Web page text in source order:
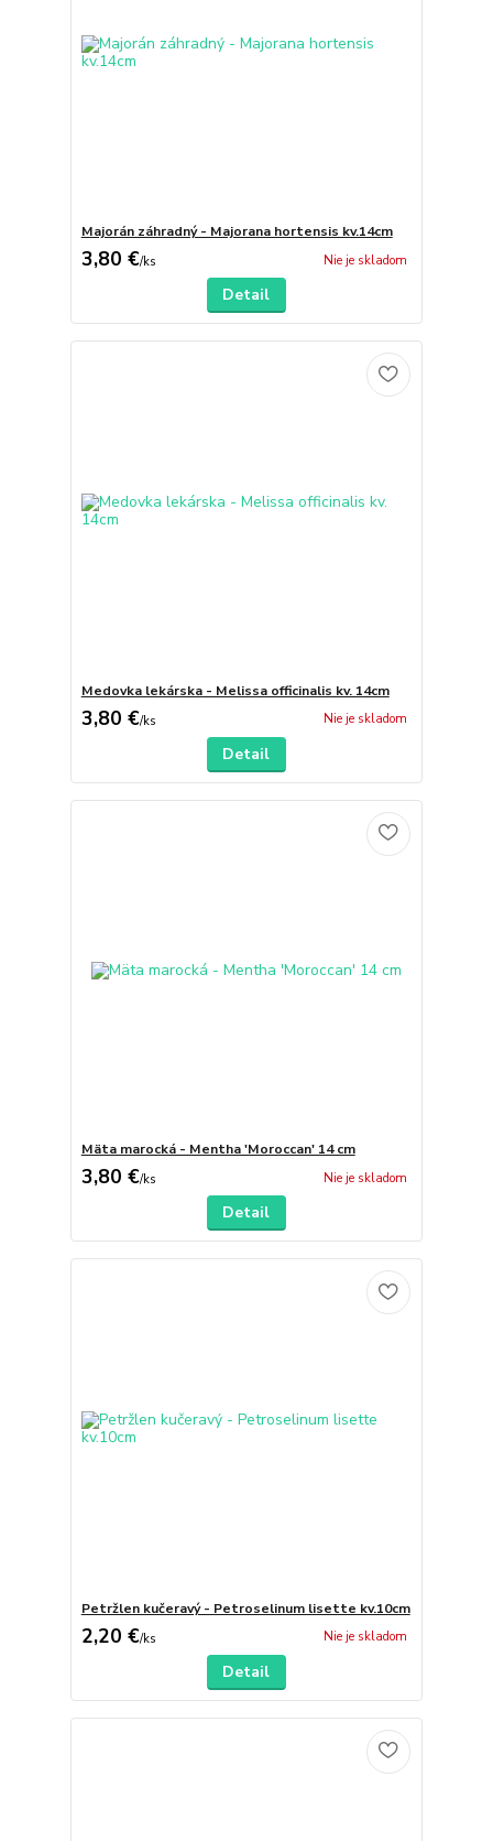
Majorán záhradný - Majorana hortensis kv.14cm
3,80 €/ks Nie je skladom
Detail
Medovka lekárska - Melissa officinalis kv. 14cm
3,80 €/ks Nie je skladom
Detail
Mäta marocká - Mentha 'Moroccan' 14 cm
3,80 €/ks Nie je skladom
Detail
Petržlen kučeravý - Petroselinum lisette kv.10cm
2,20 €/ks Nie je skladom
Detail